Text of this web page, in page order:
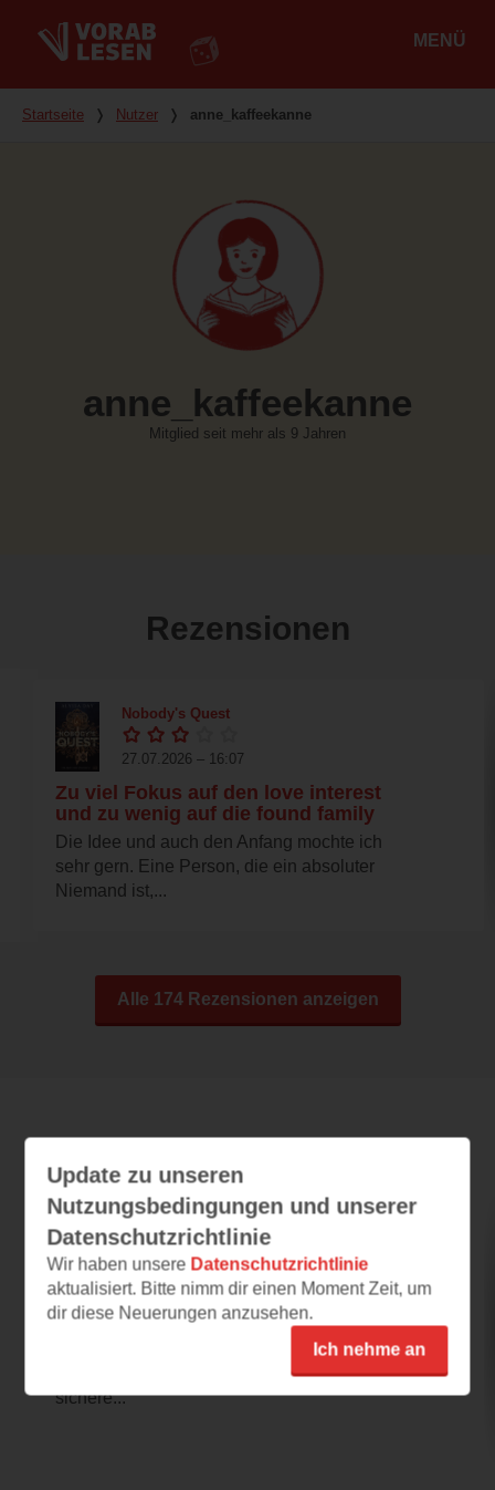
MENÜ
Du bist hier
Startseite ❭ Nutzer ❭ anne_kaffeekanne
anne_kaffeekanne
Mitglied seit mehr als 9 Jahren
Rezensionen
Nobody's Quest
27.07.2026 – 16:07
Zu viel Fokus auf den love interest
und zu wenig auf die found family
Die Idee und auch den Anfang mochte ich
sehr gern. Eine Person, die ein absoluter
Niemand ist,...
Alle 174 Rezensionen anzeigen
Ms Atkins und die Bibliothek der Träume
20.07.2026 – 10:48
Magische Bibliothek
In einer Bibliothek gehen magische Dinge
vor. Eine Prämisse für einen Roman, die eine
sichere...
Update zu unseren
Nutzungsbedingungen und unserer
Datenschutzrichtlinie
Wir haben unsere Datenschutzrichtlinie
aktualisiert. Bitte nimm dir einen Moment Zeit, um
dir diese Neuerungen anzusehen.
Ich nehme an